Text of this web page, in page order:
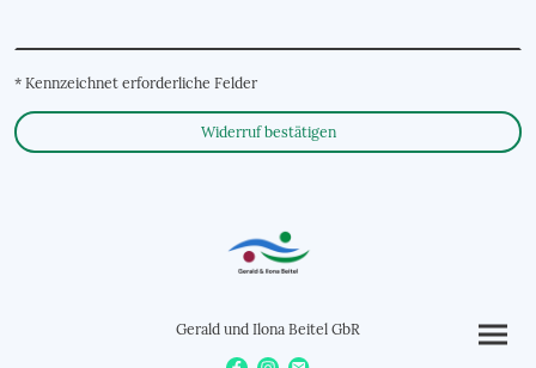
* Kennzeichnet erforderliche Felder
Widerruf bestätigen
Gerald und Ilona Beitel GbR